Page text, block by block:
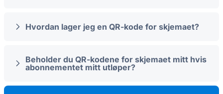
Hvordan lager jeg en QR-kode for skjemaet?
Beholder du QR-kodene for skjemaet mitt hvis
abonnementet mitt utløper?